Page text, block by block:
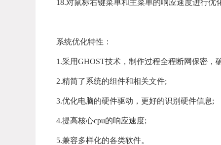
18.对鼠标右键菜单和主菜单的响应速度进行优
系统优化特性：
1.采用GHOST技术，制作过程全程断网保密，
2.精简了系统的组件和相关文件;
3.优化电脑的硬件驱动，更好的识别硬件信息;
4.提高核心cpu的响应速度;
5.兼容多样化的各类软件。